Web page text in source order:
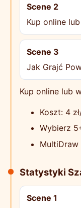
Scene 2
Kup online
Scene 3
Jak Grajć
Kup online lub
Koszt: 4
Wybierz
MultiDraw
Statystyki
Scene 1